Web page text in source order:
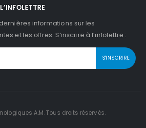
informations sur les
et les offres. S’inscrire à l’infolettre :
A.M. Tous droits réservés.